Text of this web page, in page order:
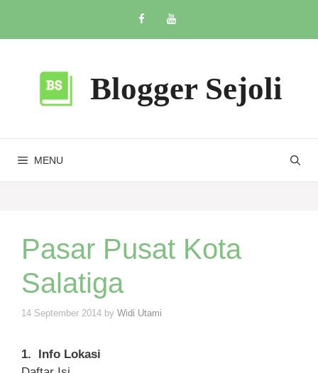
content
Blogger Sejoli
MENU
Pasar Pusat Kota
Salatiga
14 September 2014 by Widi Utami
1.
Info Lokasi